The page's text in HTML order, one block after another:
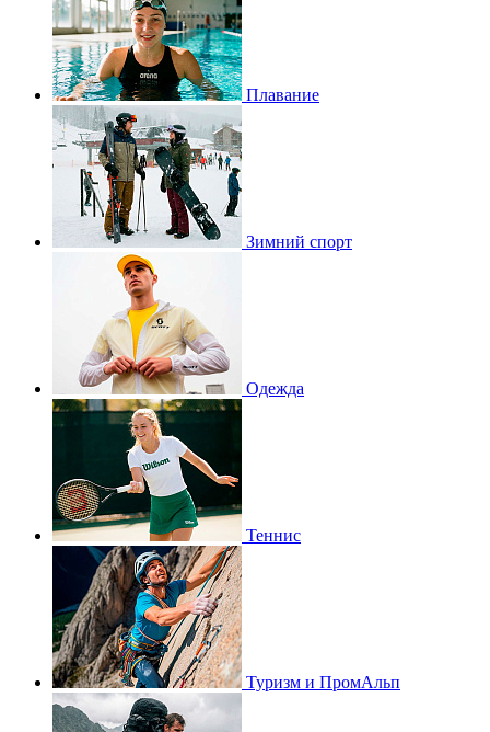
Плавание
Зимний спорт
Одежда
Теннис
Туризм и ПромАльп